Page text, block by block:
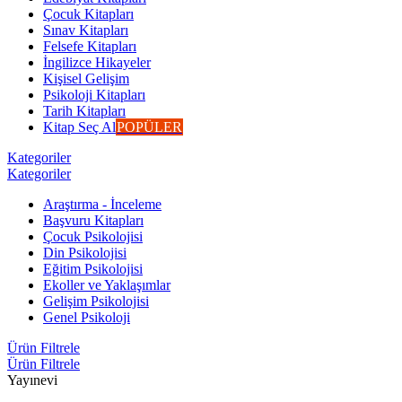
Çocuk Kitapları
Sınav Kitapları
Felsefe Kitapları
İngilizce Hikayeler
Kişisel Gelişim
Psikoloji Kitapları
Tarih Kitapları
Kitap Seç AlPOPÜLER
Kategoriler
Kategoriler
Araştırma - İnceleme
Başvuru Kitapları
Çocuk Psikolojisi
Din Psikolojisi
Eğitim Psikolojisi
Ekoller ve Yaklaşımlar
Gelişim Psikolojisi
Genel Psikoloji
Ürün Filtrele
Ürün Filtrele
Yayınevi